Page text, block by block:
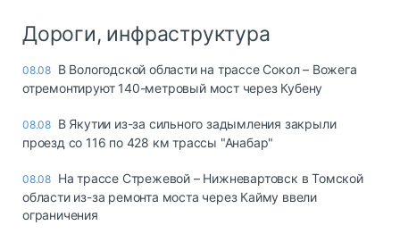
Дороги, инфраструктура
08.08 В Вологодской области на трассе Сокол – Вожега
отремонтируют 140-метровый мост через Кубену
08.08 В Якутии из-за сильного задымления закрыли
проезд со 116 по 428 км трассы "Анабар"
08.08 На трассе Стрежевой – Нижневартовск в Томской
области из-за ремонта моста через Кайму ввели
ограничения